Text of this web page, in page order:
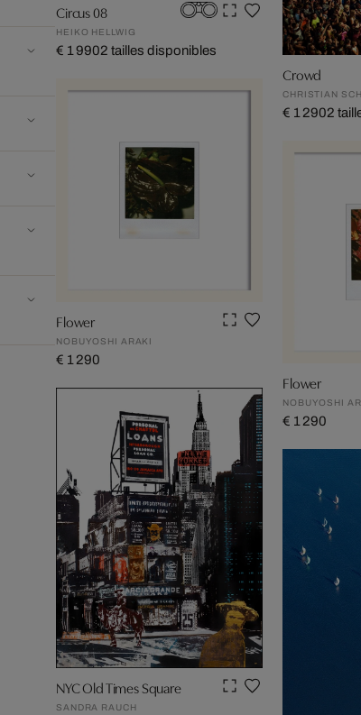
Circus 08
HEIKO HELLWIG
€ 1 9902 tailles disponibles
Flower
NOBUYOSHI ARAKI
€ 1 290
NYC Old Times Square
SANDRA RAUCH
Crowd
CHRISTIAN
€ 1 2902
Flower
NOBUYOSHI
€ 1 290